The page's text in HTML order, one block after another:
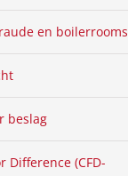
en boilerrooms
beslag
Difference (CFD-